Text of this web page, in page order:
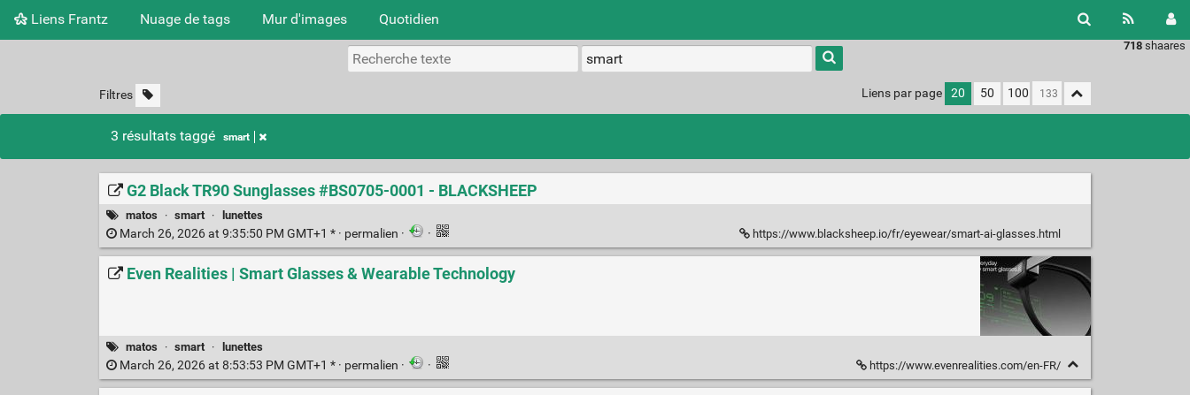
Liens Frantz Nuage de tags Mur d'images Quotidien
718 shaares
Filtres Liens par page 20 50 100
3 résultats taggé smart
G2 Black TR90 Sunglasses #BS0705-0001 - BLACKSHEEP
matos · smart · lunettes
March 26, 2026 at 9:35:50 PM GMT+1 * · permalien · · https://www.blacksheep.io/fr/eyewear/smart-ai-glasses.html
Even Realities | Smart Glasses & Wearable Technology
matos · smart · lunettes
March 26, 2026 at 8:53:53 PM GMT+1 * · permalien · · https://www.evenrealities.com/en-FR/